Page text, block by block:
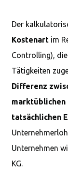
Der
Kostenart im
Controlling),
Tätigkeiten
Differenz
marktüblichen
tatsächlichen
Unternehmen
KG.